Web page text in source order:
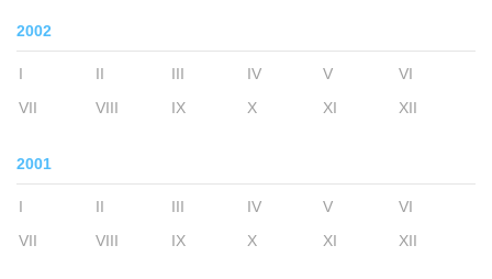
2002
I II III IV V
VI
VII
VIII IX X XI XII
2001
I II III IV V
VI
VII
VIII IX X XI XII